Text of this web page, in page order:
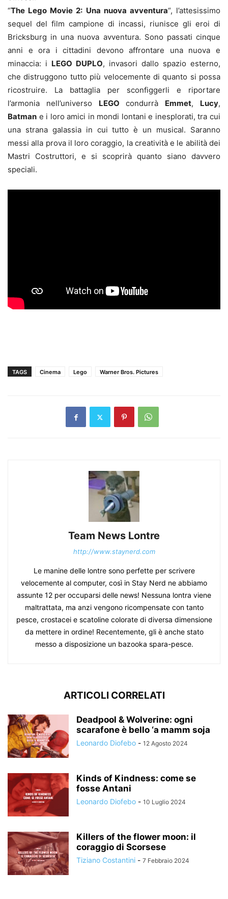
“The Lego Movie 2: Una nuova avventura“, l’attesissimo
sequel del film campione di incassi, riunisce gli eroi di
Bricksburg in una nuova avventura. Sono passati cinque
anni e ora i cittadini devono affrontare una nuova e
minaccia: i LEGO DUPLO, invasori dallo spazio esterno,
che distruggono tutto più velocemente di quanto si possa
ricostruire. La battaglia per sconfiggerli e riportare
l’armonia nell’universo LEGO condurrà Emmet, Lucy,
Batman e i loro amici in mondi lontani e inesplorati, tra cui
una strana galassia in cui tutto è un musical. Saranno
messi alla prova il loro coraggio, la creatività e le abilità dei
Mastri Costruttori, e si scoprirà quanto siano davvero
speciali.
TAGS Cinema Lego Warner Bros. Pictures
Team News Lontre
http://www.staynerd.com
Le manine delle lontre sono perfette per scrivere
velocemente al computer, così in Stay Nerd ne abbiamo
assunte 12 per occuparsi delle news! Nessuna lontra viene
maltrattata, ma anzi vengono ricompensate con tanto
pesce, crostacei e scatoline colorate di diversa dimensione
da mettere in ordine! Recentemente, gli è anche stato
messo a disposizione un bazooka spara-pesce.
ARTICOLI CORRELATI
Deadpool & Wolverine: ogni
scarafone è bello ‘a mamm soja
Leonardo Diofebo - 12 Agosto 2024
Kinds of Kindness: come se
fosse Antani
Leonardo Diofebo - 10 Luglio 2024
Killers of the flower moon: il
coraggio di Scorsese
Tiziano Costantini - 7 Febbraio 2024